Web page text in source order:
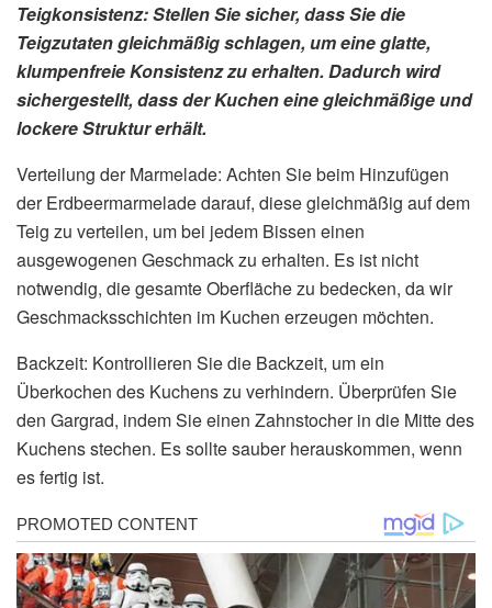
Teigkonsistenz: Stellen Sie sicher, dass Sie die
Teigzutaten gleichmäßig schlagen, um eine glatte,
klumpenfreie Konsistenz zu erhalten. Dadurch wird
sichergestellt, dass der Kuchen eine gleichmäßige und
lockere Struktur erhält.
Verteilung der Marmelade: Achten Sie beim Hinzufügen
der Erdbeermarmelade darauf, diese gleichmäßig auf dem
Teig zu verteilen, um bei jedem Bissen einen
ausgewogenen Geschmack zu erhalten. Es ist nicht
notwendig, die gesamte Oberfläche zu bedecken, da wir
Geschmacksschichten im Kuchen erzeugen möchten.
Backzeit: Kontrollieren Sie die Backzeit, um ein
Überkochen des Kuchens zu verhindern. Überprüfen Sie
den Gargrad, indem Sie einen Zahnstocher in die Mitte des
Kuchens stechen. Es sollte sauber herauskommen, wenn
es fertig ist.